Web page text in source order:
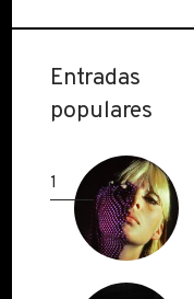
Entradas
populares
1